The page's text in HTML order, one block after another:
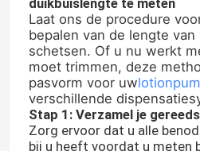
duikbuislengte te meten
Laat ons de procedure
bepalen van de lengte
schetsen. Of u nu werkt
moet trimmen, deze
pasvorm voor uw
verschillende
Stap 1: Verzamel je
Zorg ervoor dat u alle
bij u heeft voordat u meten